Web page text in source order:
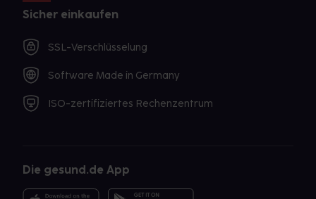
Sicher einkaufen
SSL-Verschlüsselung
Software Made in Germany
ISO-zertifiziertes Rechenzentrum
Die gesund.de App